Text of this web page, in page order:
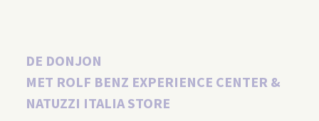
DE DONJON
MET ROLF BENZ EXPERIENCE CENTER &
NATUZZI ITALIA STORE​